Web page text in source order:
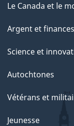
Le Canada et le
Argent et finances
Science et
Autochtones
Vétérans et
Jeunesse